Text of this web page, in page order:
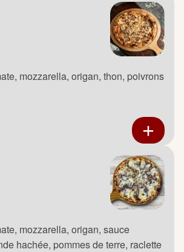
mozzarella, origan, thon, poivrons
mozzarella, origan, sauce
hachée, pommes de terre, raclette